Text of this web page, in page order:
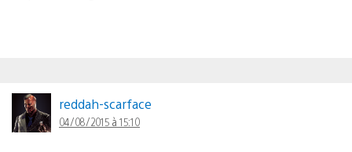
reddah-scarface
04/08/2015 à 15:10